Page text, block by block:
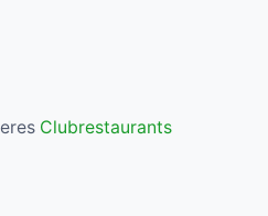
Clubrestaurants